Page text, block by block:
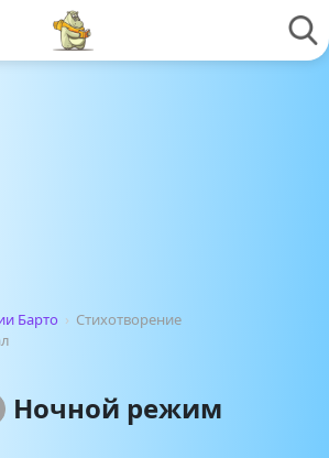
Барто › Стихотворение
Ночной режим